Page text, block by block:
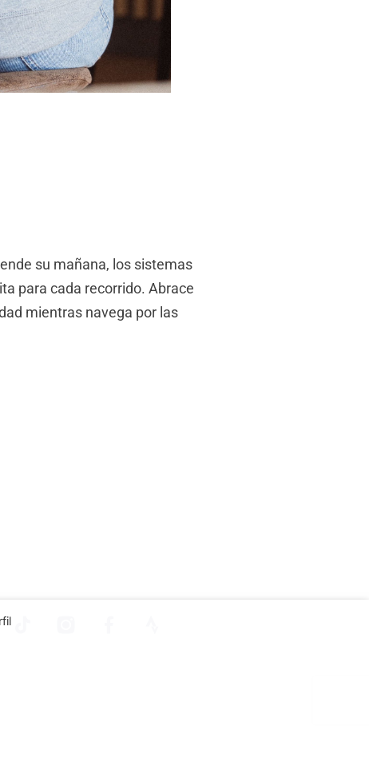
su mañana, los sistemas
para cada recorrido. Abrace
mientras navega por las